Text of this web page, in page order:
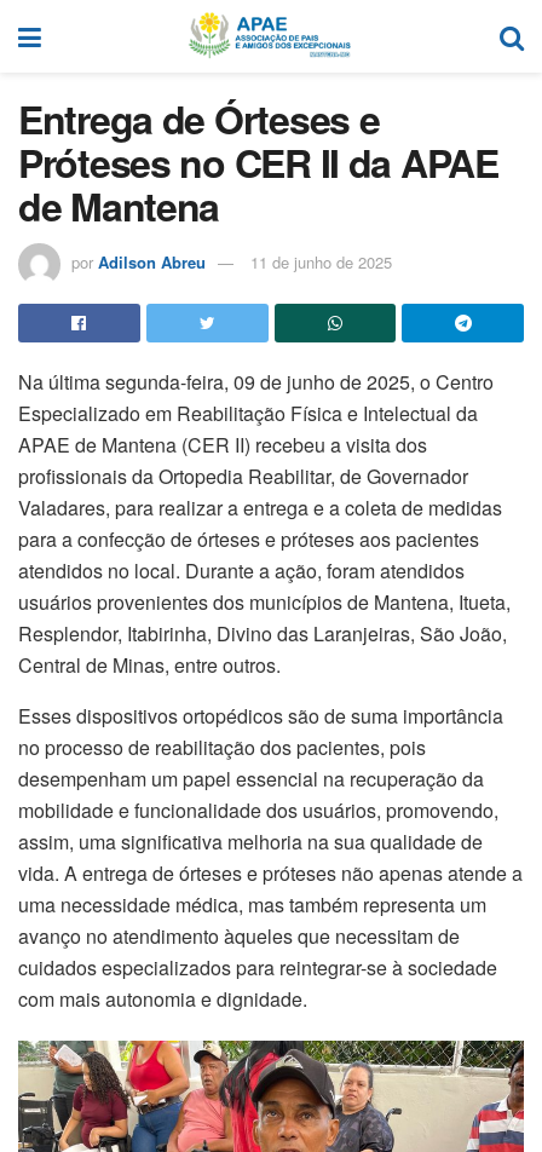
Entrega de Órteses e
Próteses no CER II da APAE
de Mantena
por Adilson Abreu 11 de junho de 2025
Na última segunda-feira, 09 de junho de 2025, o Centro
Especializado em Reabilitação Física e Intelectual da
APAE de Mantena (CER II) recebeu a visita dos
profissionais da Ortopedia Reabilitar, de Governador
Valadares, para realizar a entrega e a coleta de medidas
para a confecção de órteses e próteses aos pacientes
atendidos no local. Durante a ação, foram atendidos
usuários provenientes dos municípios de Mantena, Itueta,
Resplendor, Itabirinha, Divino das Laranjeiras, São João,
Central de Minas, entre outros.
Esses dispositivos ortopédicos são de suma importância
no processo de reabilitação dos pacientes, pois
desempenham um papel essencial na recuperação da
mobilidade e funcionalidade dos usuários, promovendo,
assim, uma significativa melhoria na sua qualidade de
vida. A entrega de órteses e próteses não apenas atende a
uma necessidade médica, mas também representa um
avanço no atendimento àqueles que necessitam de
cuidados especializados para reintegrar-se à sociedade
com mais autonomia e dignidade.